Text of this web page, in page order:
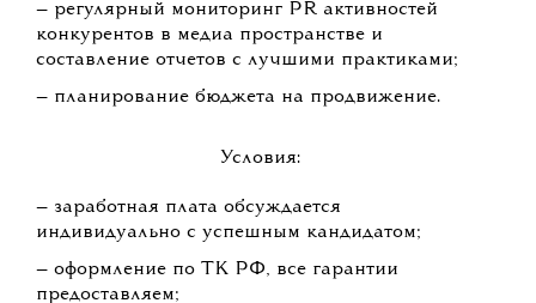
— регулярный мониторинг PR активностей
конкурентов в медиа пространстве и
составление отчетов с лучшими практиками;
— планирование бюджета на продвижение.
Условия:
— заработная плата обсуждается
индивидуально с успешным кандидатом;
— оформление по ТК РФ, все гарантии
предоставляем;